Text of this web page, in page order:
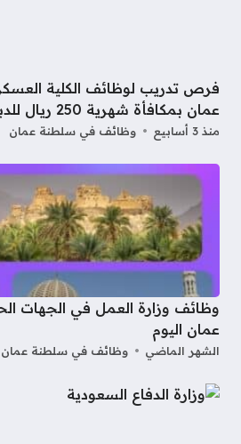
فرص تدريب لوظائف الكلية
عمان بمكافأة شهرية 250 ريال للدبلوم العام
منذ 3 أسابيع وظائف في سلطنة عمان
وظائف وزارة العمل في الجهات
عمان اليوم
الشهر الماضي وظائف في سلطنة عمان